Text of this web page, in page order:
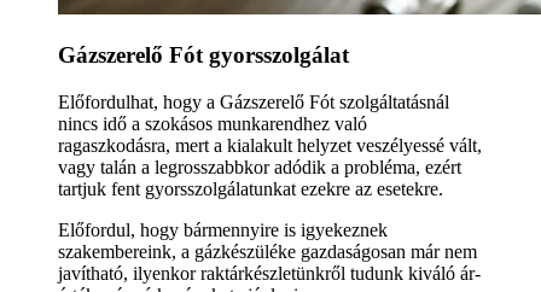
Gázszerelő Fót gyorsszolgálat
Előfordulhat, hogy a Gázszerelő Fót szolgáltatásnál
nincs idő a szokásos munkarendhez való
ragaszkodásra, mert a kialakult helyzet veszélyessé vált,
vagy talán a legrosszabbkor adódik a probléma, ezért
tartjuk fent gyorsszolgálatunkat ezekre az esetekre.
Előfordul, hogy bármennyire is igyekeznek
szakembereink, a gázkészüléke gazdaságosan már nem
javítható, ilyenkor raktárkészletünkről tudunk kiváló ár-